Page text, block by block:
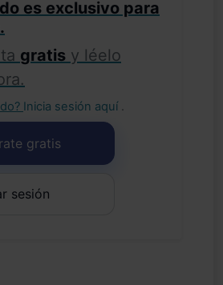
es exclusivo para
gratis y léelo
Inicia sesión aquí .
gratis
sesión